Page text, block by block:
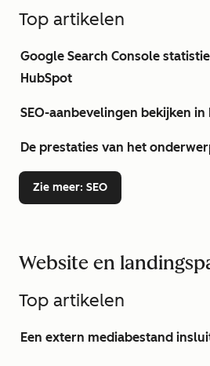
Top artikelen
Google Search Console
HubSpot
SEO-aanbevelingen bekijken in
De prestaties van het
Zie meer: SEO
Website en
Top artikelen
Een extern mediabestand